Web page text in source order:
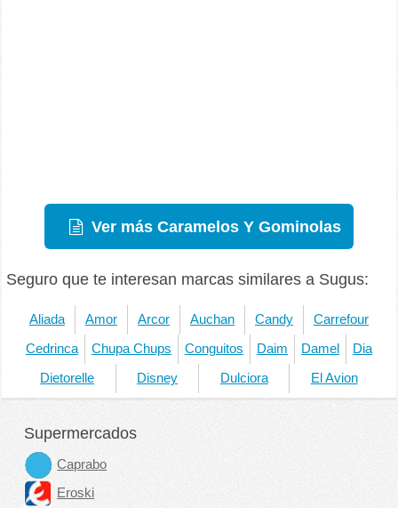
Ver más Caramelos Y Gominolas
Seguro que te interesan marcas similares a Sugus:
Aliada Amor Arcor Auchan Candy Carrefour
Cedrinca Chupa Chups Conguitos Daim Damel Dia
Dietorelle Disney Dulciora El Avion
Supermercados
Caprabo
Eroski